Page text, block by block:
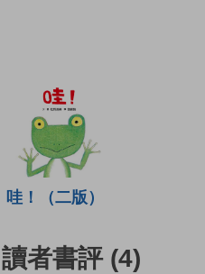
哇！（二版）
讀者書評 (4)